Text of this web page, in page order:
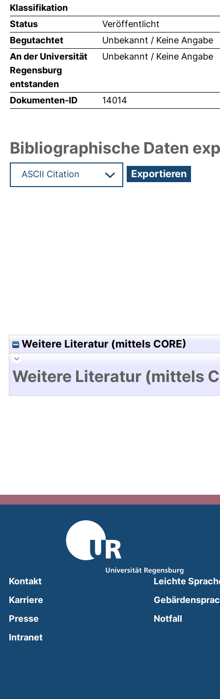
Klassifikation
Status
Veröffentlicht
Begutachtet
Unbekannt / Keine Angabe
An der Universität
Regensburg
entstanden
Unbekannt / Keine Angabe
Dokumenten-ID 14014
Bibliographische Daten
Weitere Literatur (mittels CORE)
Weitere Literatur (mittels
Kontakt
Karriere
Presse
Intranet(external link, opens in a new window)
Leichte
Notfall